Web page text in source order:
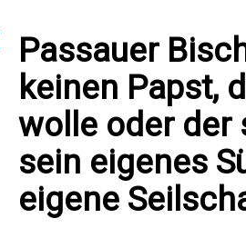
Passauer
keinen Papst,
wolle oder
sein eigenes
eigene